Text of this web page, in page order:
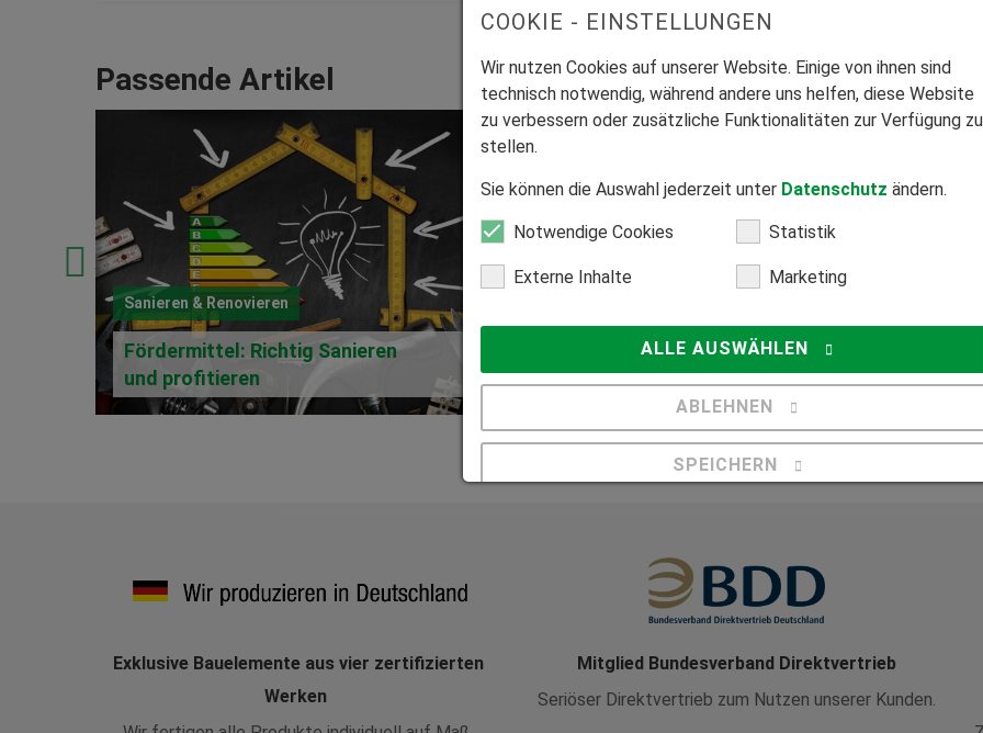
Passende Artikel
Sanieren & Renovieren
Fördermittel: Richtig Sanieren
und profitieren
8 Fakten über Dämmung und
Heizung
Exklusive Bauelemente aus vier zertifizierten
Werken
Mitglied Bundesverband Direktvertrieb
Seriöser Direktvertrieb zum Nutzen unserer Kunden.
COOKIE - EINSTELLUNGEN
Wir nutzen Cookies auf unserer Website. Einige von ihnen sind
technisch notwendig, während andere uns helfen, diese Website
zu verbessern oder zusätzliche Funktionalitäten zur Verfügung zu
stellen.
Sie können die Auswahl jederzeit unter Datenschutz ändern.
Notwendige Cookies Statistik
Externe Inhalte Marketing
ALLE AUSWÄHLEN
ABLEHNEN
SPEICHERN